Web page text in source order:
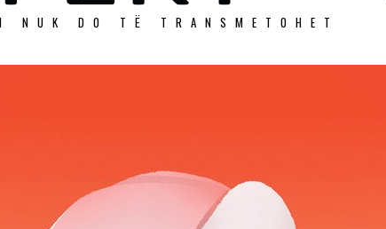
NUK DO TЁ TRANSMETOHET